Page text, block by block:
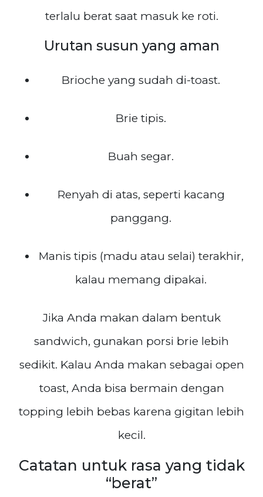
terlalu berat saat masuk ke roti.
Urutan susun yang aman
Brioche yang sudah di-toast.
Brie tipis.
Buah segar.
Renyah di atas, seperti kacang
panggang.
Manis tipis (madu atau selai) terakhir,
kalau memang dipakai.
Jika Anda makan dalam bentuk
sandwich, gunakan porsi brie lebih
sedikit. Kalau Anda makan sebagai open
toast, Anda bisa bermain dengan
topping lebih bebas karena gigitan lebih
kecil.
Catatan untuk rasa yang tidak
“berat”